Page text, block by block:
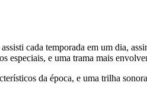
cada temporada em um dia,
especiais, e uma trama mais
da época, e uma trilha